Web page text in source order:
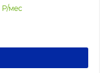
Р/мес